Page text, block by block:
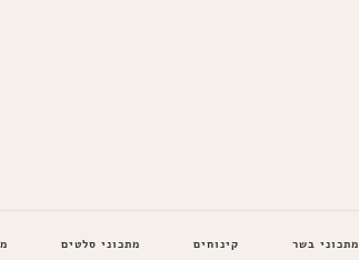
מתכוני בשר קינוחים מתכוני סלטים